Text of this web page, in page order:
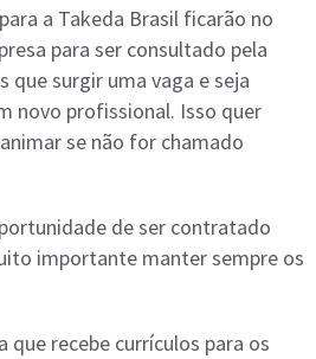
a Takeda Brasil ficarão no
para ser consultado pela
que surgir uma vaga e seja
novo profissional. Isso quer
se não for chamado
de ser contratado
importante manter sempre os
que recebe currículos para os